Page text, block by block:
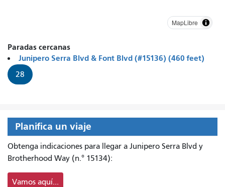
MapLibre
Paradas cercanas
Junipero Serra Blvd & Font Blvd (#15136) (460 feet)
28
Planifica un viaje
Obtenga indicaciones para llegar a Junipero Serra Blvd y
Brotherhood Way (n.° 15134):
Vamos aquí...